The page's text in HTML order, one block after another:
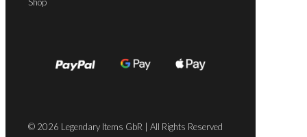
Shop
© 2026 Legendary Items GbR | All Rights Reserved